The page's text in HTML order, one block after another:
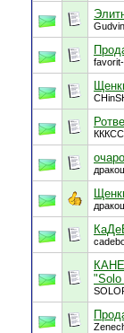
Gudvin
КККСС
"Solo